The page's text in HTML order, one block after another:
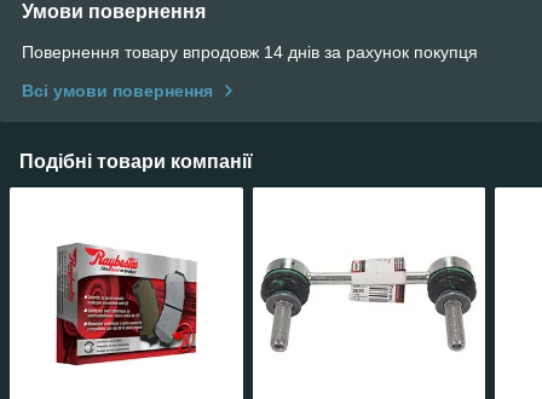
Умови повернення
Повернення товару впродовж 14 днів за рахунок покупця
Всі умови повернення
Подібні товари компанії